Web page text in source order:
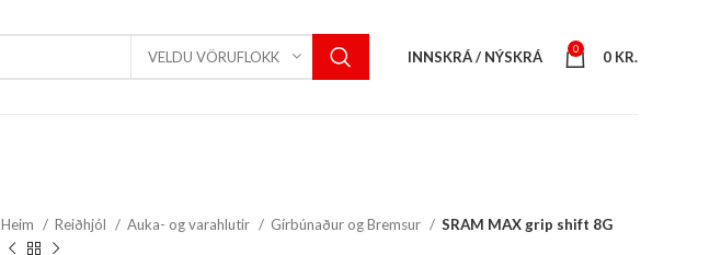
VELDU VÖRUFLOKK INNSKRÁ / NÝSKRÁ 0 0 KR.
Heim Reiðhjól Auka- og varahlutir Gírbúnaður og Bremsur SRAM MAX grip shift 8G